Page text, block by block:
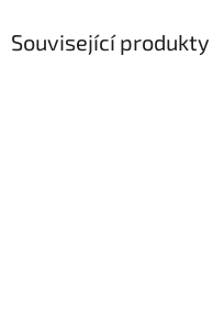
Související produkty